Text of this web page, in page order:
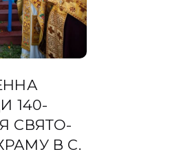
140-
СВЯТО-
В С.